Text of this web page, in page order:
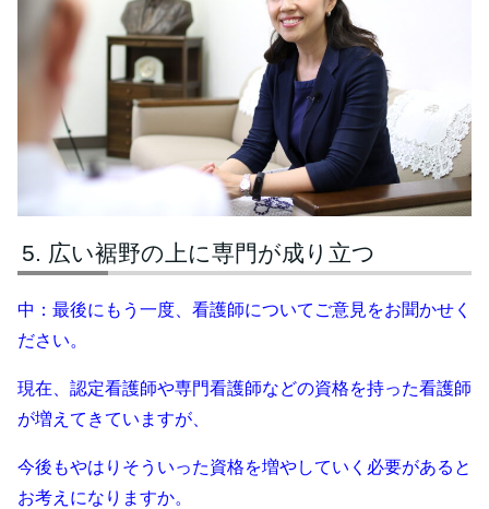
広い裾野の上に専門が成り立つ
中： 最後にもう一度、看護師についてご意見をお聞かせく
ださい。
現在、認定看護師や専門看護師などの資格を持った看護師
が増えてきていますが、
今後もやはりそういった資格を増やしていく必要があると
お考えになりますか。